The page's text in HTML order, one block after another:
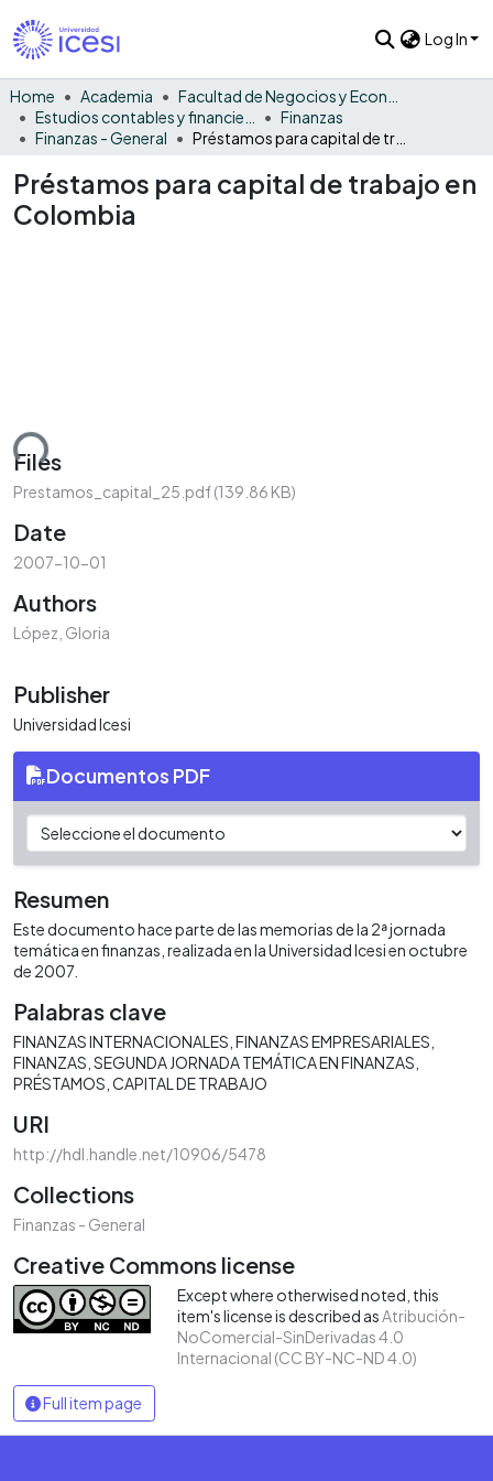
Log In
Home Academia
Finanzas
Finanzas - General
Préstamos para capital de trabajo en
Colombia
Files
Prestamos_capital_25.pdf(139.86 KB)
Date
2007-10-01
Authors
López, Gloria
Publisher
Universidad Icesi
Documentos PDF
Resumen
Este documento hace parte de las memorias de la 2ª jornada
temática en finanzas, realizada en la Universidad Icesi en octubre
de 2007.
Palabras clave
FINANZAS INTERNACIONALES FINANZAS EMPRESARIALES
FINANZAS SEGUNDA JORNADA TEMÁTICA EN FINANZAS
PRÉSTAMOS CAPITAL DE TRABAJO
URI
http://hdl.handle.net/10906/5478
Collections
Finanzas - General
Creative Commons license
Except where otherwised noted, this
item's license is described asAtribución-
NoComercial-SinDerivadas 4.0
Internacional (CC BY-NC-ND 4.0)
Full item page